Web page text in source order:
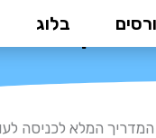
בלוג
המדריך המלא לכניסה